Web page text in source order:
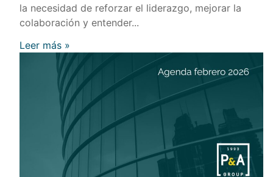
la necesidad de reforzar el liderazgo, mejorar la
colaboración y entender...
Leer más »